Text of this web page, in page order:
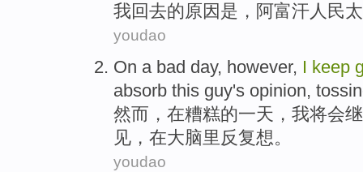
我回去的原因 是 ，阿富汗人民
youdao
On a bad day, however, I keep
absorb this guy's opinion,
然而 ， 在糟糕的一天 ， 我将会
见 ， 在大脑里 反复想。
youdao